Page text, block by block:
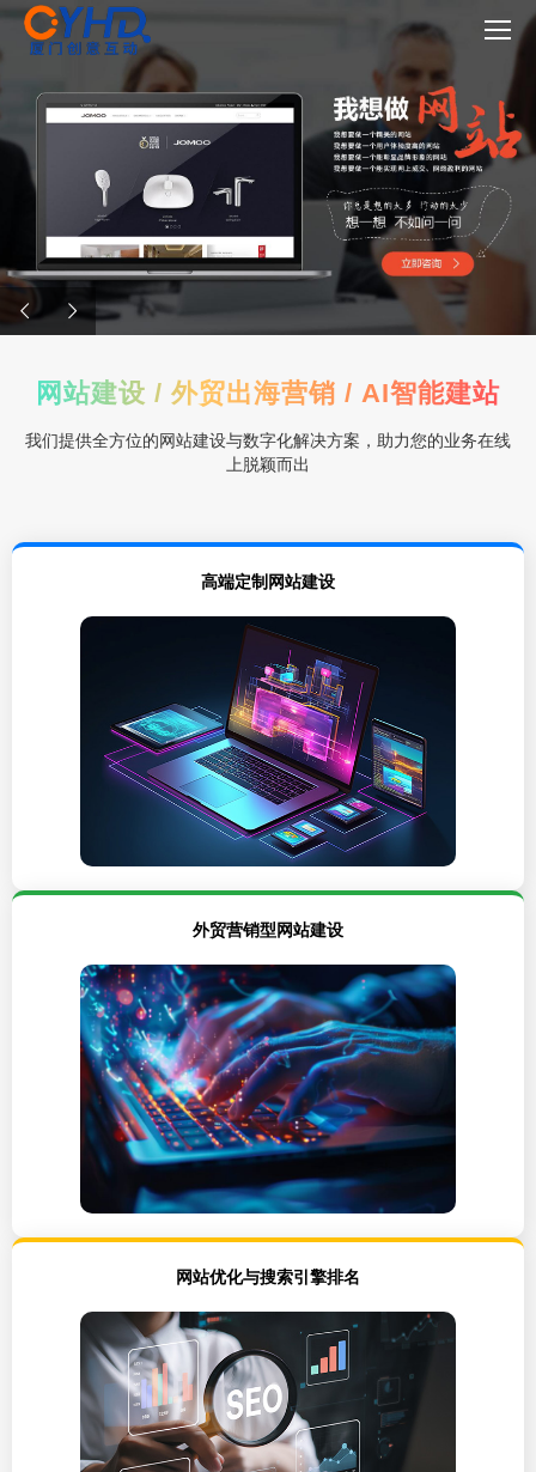
网站建设 / 外贸出海营销 / AI智能建站
我们提供全方位的网站建设与数字化解决方案，助力您的业务在线
上脱颖而出
高端定制网站建设
外贸营销型网站建设
网站优化与搜索引擎排名